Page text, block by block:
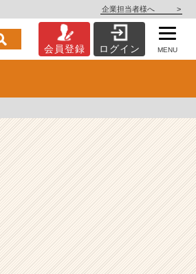
企業担当者様へ >
会員登録 ログイン MENU